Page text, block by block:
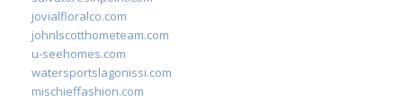
jovialfloralco.com
johnlscotthometeam.com
u-seehomes.com
watersportslagonissi.com
mischieffashion.com